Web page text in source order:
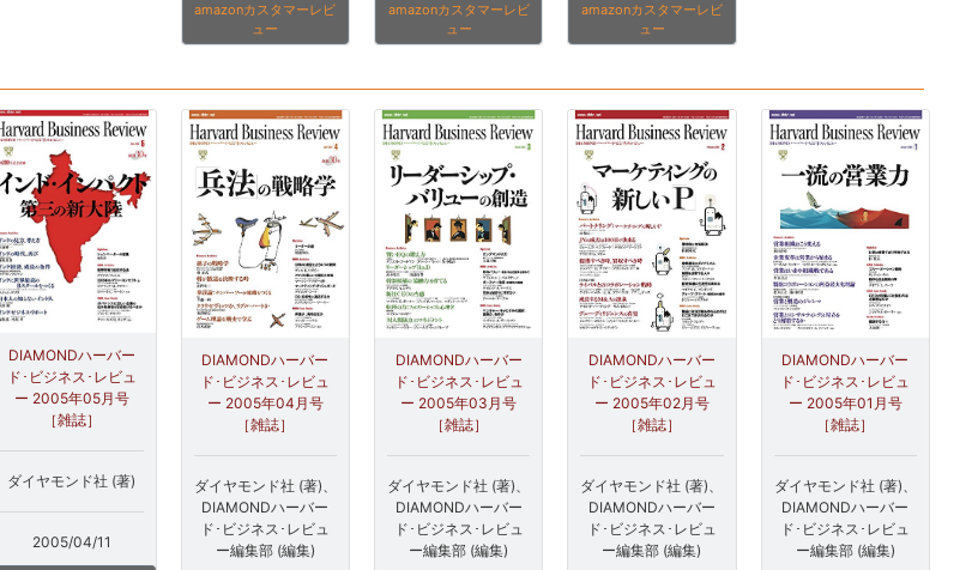
amazonカスタマーレビ
ュー
amazonカスタマーレビ
ュー
amazonカスタマーレビ
ュー
DIAMONDハーバー
ド･ビジネス･レビュ
ー 2005年05月号
［雑誌］
ダイヤモンド社 (著)
2005/04/11
DIAMONDハーバー
ド･ビジネス･レビュ
ー 2005年04月号
［雑誌］
ダイヤモンド社 (著)、
DIAMONDハーバー
ド･ビジネス･レビュ
ー編集部 (編集)
DIAMONDハーバー
ド･ビジネス･レビュ
ー 2005年03月号
［雑誌］
ダイヤモンド社 (著)、
DIAMONDハーバー
ド･ビジネス･レビュ
ー編集部 (編集)
DIAMONDハーバー
ド･ビジネス･レビュ
ー 2005年02月号
［雑誌］
ダイヤモンド社 (著)、
DIAMONDハーバー
ド･ビジネス･レビュ
ー編集部 (編集)
DIAMONDハーバー
ド･ビジネス･レビュ
ー 2005年01月号
［雑誌］
ダイヤモンド社 (著)、
DIAMONDハーバー
ド･ビジネス･レビュ
ー編集部 (編集)